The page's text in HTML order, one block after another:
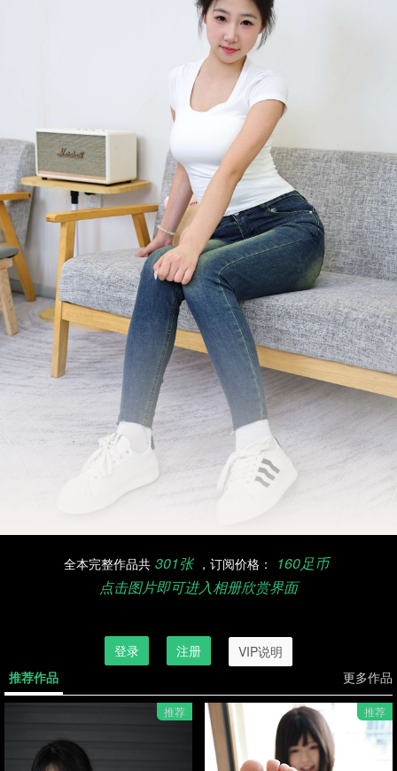
全本完整作品共 301张 ，订阅价格：
160足币
点击图片即可进入相册欣赏界面
登录 注册
VIP说明
更多作品
推荐作品
推荐 推荐